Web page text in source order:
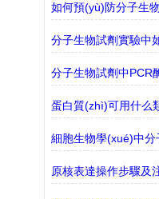
如何預(yù)防分子生物
分子生物試劑中PCR
原核表達操作步驟及